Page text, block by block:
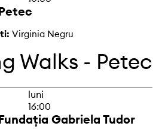
Virginia Negru
luni
16:00
Gabriela Tudor